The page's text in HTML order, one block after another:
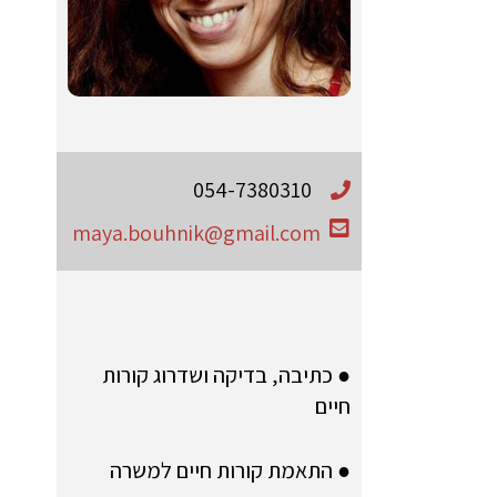
054-7380310
maya.bouhnik@gmail.com
● כתיבה, בדיקה ושדרוג קורות
חיים
● התאמת קורות חיים למשרה